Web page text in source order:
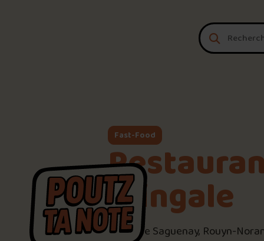
Fast-Food
Fringale
3176 Rue Saguenay, Rouyn-